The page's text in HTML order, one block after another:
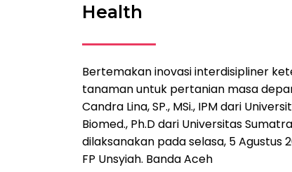
Health
Bertemakan inovasi interdisipliner
tanaman untuk pertanian masa
Candra Lina, SP., MSi., IPM dari
Biomed., Ph.D dari Universitas
dilaksanakan pada selasa, 5 Agustus
FP Unsyiah. Banda Aceh